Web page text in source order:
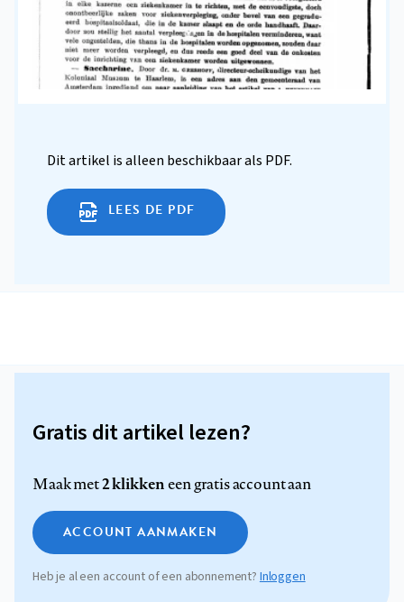
Dit artikel is alleen beschikbaar als PDF.
LEES DE PDF
Gratis dit artikel lezen?
Maak met2 klikkeneen gratis account aan
ACCOUNT AANMAKEN
Heb je al een account of een abonnement? Inloggen